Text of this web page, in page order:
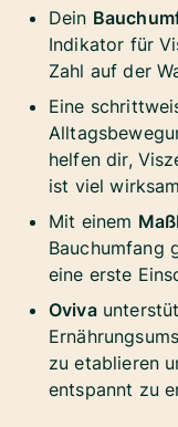
Dein
Indikator für
Zahl auf der
Eine
helfen dir,
ist viel
Mit einem
Bauchumfang
eine erste
Oviva
zu etablieren
entspannt zu